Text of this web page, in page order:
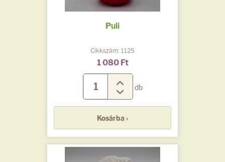
Puli
Cikkszám: 1125
1 080 Ft
db
Kosárba ›